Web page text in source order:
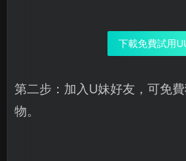
下載免費試用
第二步：加入U妹好友，可免
物。